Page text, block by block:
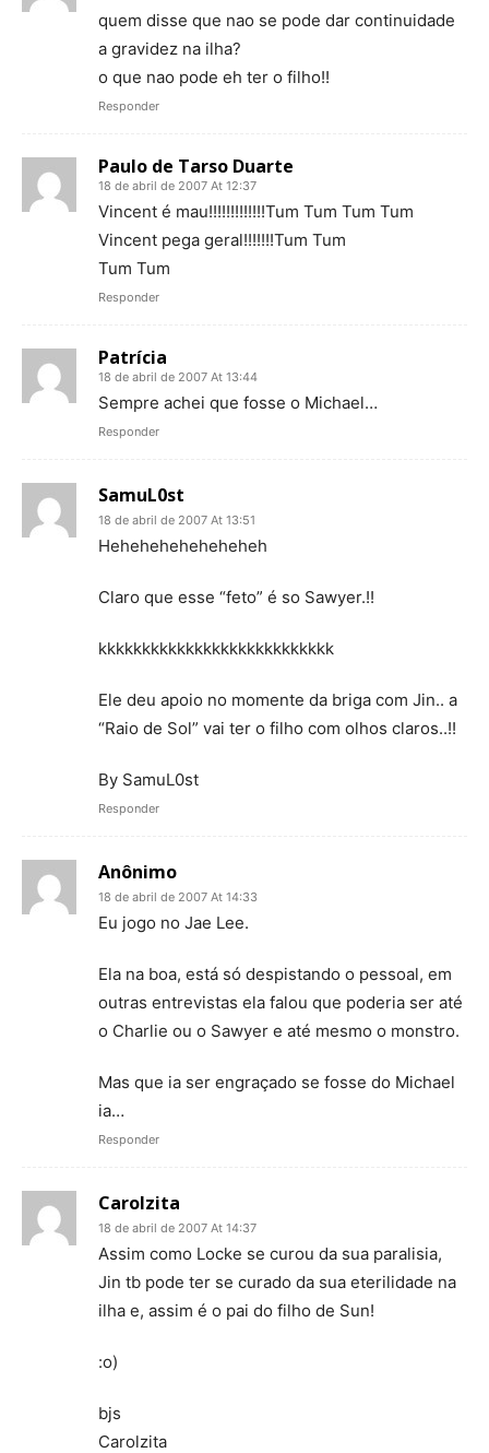
quem disse que nao se pode dar continuidade
a gravidez na ilha?
o que nao pode eh ter o filho!!
Responder
Paulo de Tarso Duarte
18 de abril de 2007 At 12:37
Vincent é mau!!!!!!!!!!!!!Tum Tum Tum Tum
Vincent pega geral!!!!!!!Tum Tum
Tum Tum
Responder
Patrícia
18 de abril de 2007 At 13:44
Sempre achei que fosse o Michael…
Responder
SamuL0st
18 de abril de 2007 At 13:51
Heheheheheheheheh
Claro que esse “feto” é so Sawyer.!!
kkkkkkkkkkkkkkkkkkkkkkkkkkk
Ele deu apoio no momente da briga com Jin.. a
“Raio de Sol” vai ter o filho com olhos claros..!!
By SamuL0st
Responder
Anônimo
18 de abril de 2007 At 14:33
Eu jogo no Jae Lee.
Ela na boa, está só despistando o pessoal, em
outras entrevistas ela falou que poderia ser até
o Charlie ou o Sawyer e até mesmo o monstro.
Mas que ia ser engraçado se fosse do Michael
ia…
Responder
Carolzita
18 de abril de 2007 At 14:37
Assim como Locke se curou da sua paralisia,
Jin tb pode ter se curado da sua eterilidade na
ilha e, assim é o pai do filho de Sun!
:o)
bjs
Carolzita